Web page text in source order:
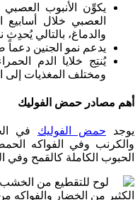
يكوِّن الأنبوب العصبي
العصبي خلال أسابيع
والدماغ، بالتالي
يدعم نمو الجنين دعماً
يُنتِج خلايا الدم
ومختلف المغذيات إلى
أهم مصادر حمض الفوليك
يوجد حمض الفوليك في
والكرنب وفي الفواكه
الحبوب الكاملة كالقمح وفي